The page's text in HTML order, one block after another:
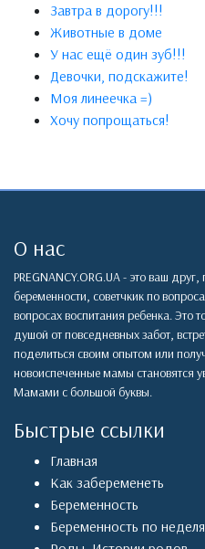
Завтра в дорогу!!!
Животные в доме
У нас ещё один зуб!!!
Девочки, подскажите!
Моя линеечка =)
Хочу попрощаться!
О нас
PREGNANCY.ORG.UA - это ваш
беременности, советчкик по
вопросах воспитания ребенка. Это
душой от повседневных забот,
поделиться своим опытом или
новоиспеченные мамы становятся
Мамами с большой буквы.
Быстрые ссылки
Главная
Как забеременеть
Беременность
Беременность по